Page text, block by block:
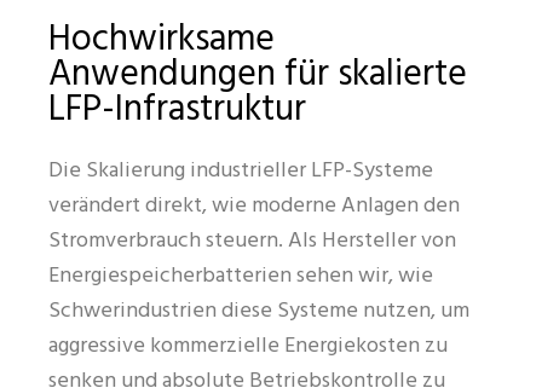
Hochwirksame
Anwendungen für skalierte
LFP-Infrastruktur
Die Skalierung industrieller LFP-Systeme
verändert direkt, wie moderne Anlagen den
Stromverbrauch steuern. Als Hersteller von
Energiespeicherbatterien sehen wir, wie
Schwerindustrien diese Systeme nutzen, um
aggressive kommerzielle Energiekosten zu
senken und absolute Betriebskontrolle zu